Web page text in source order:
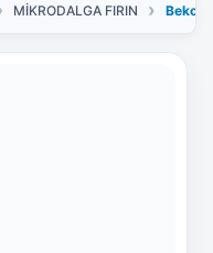
MİKRODALGA FIRIN Beko